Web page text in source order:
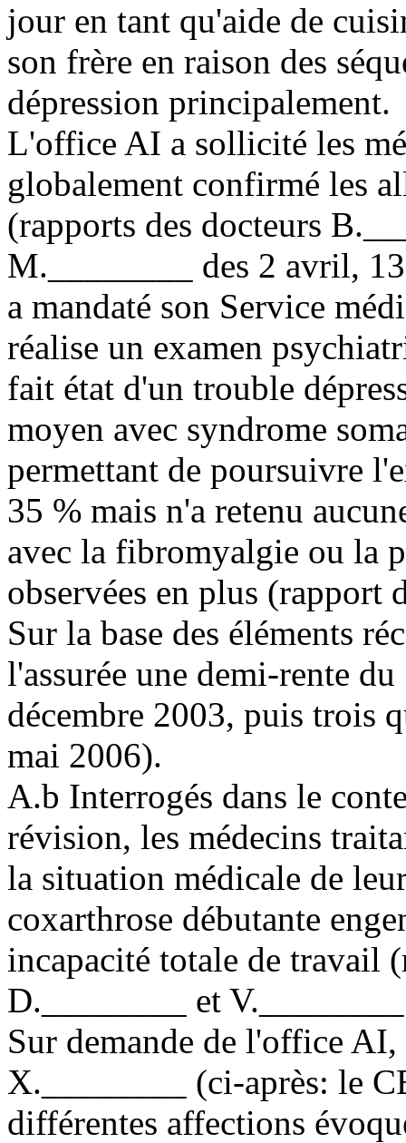
jour en tant qu'aide de
son frère en raison des
dépression principalement.
L'office AI a sollicité les
globalement confirmé les
(rapports des docteurs
M.________ des 2 avril,
a mandaté son Service
réalise un examen
fait état d'un trouble
moyen avec syndrome
permettant de poursuivre
35 % mais n'a retenu
avec la fibromyalgie ou la
observées en plus (rapport
Sur la base des éléments
l'assurée une demi-rente
décembre 2003, puis trois
mai 2006).
A.b Interrogés dans le
révision, les médecins
la situation médicale de
coxarthrose débutante
incapacité totale de travail
D.________ et
Sur demande de l'office
X.________ (ci-après: le
différentes affections